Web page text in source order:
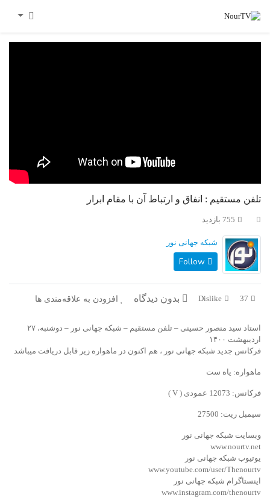
تلفن مستقیم : انفاق و ارتباط آن با مقام ابرار
755 بازدید
شبکه جهانی نور
37
Dislike بدون دیدگاه افزودن به علاقه‌مندی ها
استاد سید منصور حسینی – تلفن مستقیم – شبکه جهانی نور – دوشنبه، ۲۷
اردیبهشت ۱۴۰۰
فرکانس جدید شبکه جهانی نور ، هم اکنون در ماهواره زیر قابل دریافت میباشد
ماهواره: یاه ست
فرکانس: 12073 عمودی ( V )
سیمبل ریت: 27500
وبسایت شبکه جهانی نور
www.nourtv.net
یوتیوب شبکه جهانی نور
www.youtube.com/user/Thenourtv
اینستاگرام شبکه جهانی نور
www.instagram.com/thenourtv